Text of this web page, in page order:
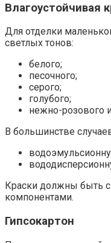
Влагоустойчивая
Для отделки
светлых тонов:
белого;
песочного;
серого;
голубого;
нежно-розового
В большинстве
Краски должны быть
компонентами.
Гипсокартон